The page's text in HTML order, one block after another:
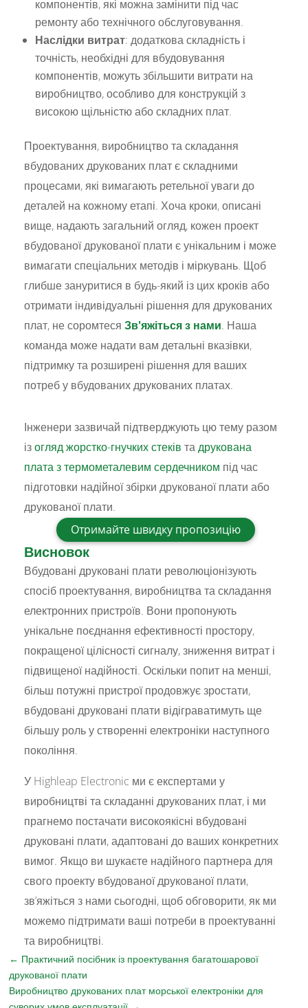
компонентів, які можна замінити під час
ремонту або технічного обслуговування.
Наслідки витрат: додаткова складність і
точність, необхідні для вбудовування
компонентів, можуть збільшити витрати на
виробництво, особливо для конструкцій з
високою щільністю або складних плат.
Проектування, виробництво та складання
вбудованих друкованих плат є складними
процесами, які вимагають ретельної уваги до
деталей на кожному етапі. Хоча кроки, описані
вище, надають загальний огляд, кожен проект
вбудованої друкованої плати є унікальним і може
вимагати спеціальних методів і міркувань. Щоб
глибше зануритися в будь-який із цих кроків або
отримати індивідуальні рішення для друкованих
плат, не соромтесяЗв'яжіться з нами. Наша
команда може надати вам детальні вказівки,
підтримку та розширені рішення для ваших
потреб у вбудованих друкованих платах.
Інженери зазвичай підтверджують цю тему разом
ізогляд жорстко-гнучких стеків тадрукована
плата з термометалевим сердечником під час
підготовки надійної збірки друкованої плати або
друкованої плати.
Отримайте швидку пропозицію
Висновок
Вбудовані друковані плати революціонізують
спосіб проектування, виробництва та складання
електронних пристроїв. Вони пропонують
унікальне поєднання ефективності простору,
покращеної цілісності сигналу, зниження витрат і
підвищеної надійності. Оскільки попит на менші,
більш потужні пристрої продовжує зростати,
вбудовані друковані плати відіграватимуть ще
більшу роль у створенні електроніки наступного
покоління.
У Highleap Electronic ми є експертами у
виробництві та складанні друкованих плат, і ми
прагнемо постачати високоякісні вбудовані
друковані плати, адаптовані до ваших конкретних
вимог. Якщо ви шукаєте надійного партнера для
свого проекту вбудованої друкованої плати,
зв’яжіться з нами сьогодні, щоб обговорити, як ми
можемо підтримати ваші потреби в проектуванні
та виробництві.
← Практичний посібник із проектування багатошарової
друкованої плати
Виробництво друкованих плат морської електроніки для